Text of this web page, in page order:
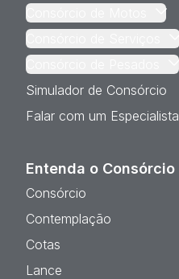
Simulador de Consórcio
Falar com um Especialista
Entenda o Consórcio
Consórcio
Contemplação
Cotas
Lance